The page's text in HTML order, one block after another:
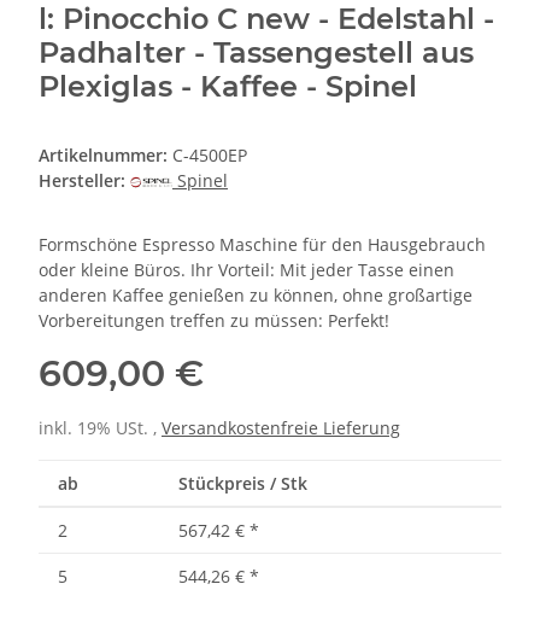
l: Pinocchio C new - Edelstahl -
Padhalter - Tassengestell aus
Plexiglas - Kaffee - Spinel
Artikelnummer: C-4500EP
Hersteller:
Spinel
Formschöne Espresso Maschine für den Hausgebrauch
oder kleine Büros. Ihr Vorteil: Mit jeder Tasse einen
anderen Kaffee genießen zu können, ohne großartige
Vorbereitungen treffen zu müssen: Perfekt!
609,00 €
inkl. 19% USt. , Versandkostenfreie Lieferung
ab Stückpreis / Stk
2 567,42 € *
5
544,26 € *